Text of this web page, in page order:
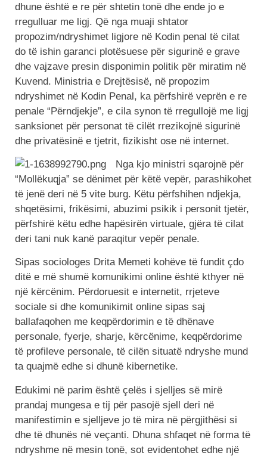
dhune është e re për shtetin tonë dhe ende jo e
rregulluar me ligj. Që nga muaji shtator
propozim/ndryshimet ligjore në Kodin penal të cilat
do të ishin garanci plotësuese për sigurinë e grave
dhe vajzave presin disponimin politik për miratim në
Kuvend. Ministria e Drejtësisë, në propozim
ndryshimet në Kodin Penal, ka përfshirë veprën e re
penale “Përndjekje”, e cila synon të rregullojë me ligj
sanksionet për personat të cilët rrezikojnë sigurinë
dhe privatësinë e tjetrit, fizikisht ose në internet.
Nga kjo ministri sqarojnë për
“Mollëkuqja” se dënimet për këtë vepër, parashikohet
të jenë deri në 5 vite burg. Këtu përfshihen ndjekja,
shqetësimi, frikësimi, abuzimi psikik i personit tjetër,
përfshirë këtu edhe hapësirën virtuale, gjëra të cilat
deri tani nuk kanë paraqitur vepër penale.
Sipas sociologes Drita Memeti kohëve të fundit çdo
ditë e më shumë komunikimi online është kthyer në
një kërcënim. Përdoruesit e internetit, rrjeteve
sociale si dhe komunikimit online sipas saj
ballafaqohen me keqpërdorimin e të dhënave
personale, fyerje, sharje, kërcënime, keqpërdorime
të profileve personale, të cilën situatë ndryshe mund
ta quajmë edhe si dhunë kibernetike.
Edukimi në parim është çelës i sjelljes së mirë
prandaj mungesa e tij për pasojë sjell deri në
manifestimin e sjelljeve jo të mira në përgjithësi si
dhe të dhunës në veçanti. Dhuna shfaqet në forma të
ndryshme në mesin tonë, sot evidentohet edhe një